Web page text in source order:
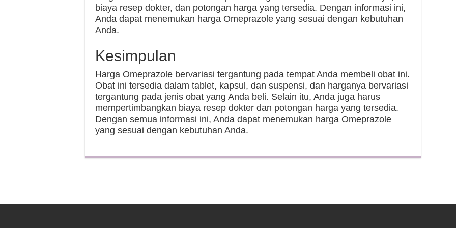
biaya resep dokter, dan potongan harga yang tersedia. Dengan informasi ini,
Anda dapat menemukan harga Omeprazole yang sesuai dengan kebutuhan
Anda.
Kesimpulan
Harga Omeprazole bervariasi tergantung pada tempat Anda membeli obat ini.
Obat ini tersedia dalam tablet, kapsul, dan suspensi, dan harganya bervariasi
tergantung pada jenis obat yang Anda beli. Selain itu, Anda juga harus
mempertimbangkan biaya resep dokter dan potongan harga yang tersedia.
Dengan semua informasi ini, Anda dapat menemukan harga Omeprazole
yang sesuai dengan kebutuhan Anda.